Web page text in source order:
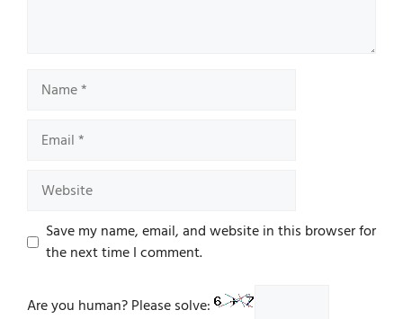
Name
Email
Website
Save my name, email, and website in this browser for
the next time I comment.
Are you human? Please solve: